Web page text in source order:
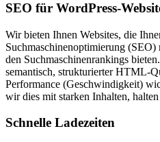
SEO für WordPress-
Wir bieten Ihnen Websites, die
Suchmaschinenoptimierung
den Suchmaschinenrankings
semantisch, strukturierter HTML-
Performance (Geschwindigkeit)
wir dies mit starken Inhalten,
Schnelle Ladezeiten